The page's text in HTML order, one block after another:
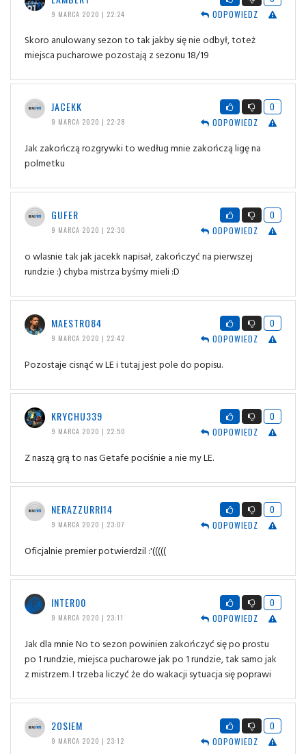
9 MARCA 2020 | 22:24
ODPOWIEDZ
Skoro anulowany sezon to tak jakby się nie odbył, toteż
miejsca pucharowe pozostają z sezonu 18/19
JACEKK
9 MARCA 2020 | 22:28
0
ODPOWIEDZ
Jak zakończą rozgrywki to według mnie zakończą ligę na
polmetku
GUFER
9 MARCA 2020 | 22:30
0
ODPOWIEDZ
o wlasnie tak jak jacekk napisał, zakończyć na pierwszej
rundzie :) chyba mistrza byśmy mieli :D
MAESTRO84
9 MARCA 2020 | 22:42
0
ODPOWIEDZ
Pozostaje cisnąć w LE i tutaj jest pole do popisu.
KRYCHU339
9 MARCA 2020 | 22:50
0
ODPOWIEDZ
Z naszą grą to nas Getafe pociśnie a nie my LE.
NERAZZURRI14
9 MARCA 2020 | 23:07
0
ODPOWIEDZ
Oficjalnie premier potwierdzil :'(((((
INTER00
9 MARCA 2020 | 23:11
0
ODPOWIEDZ
Jak dla mnie No to sezon powinien zakończyć się po prostu
po 1 rundzie, miejsca pucharowe jak po 1 rundzie, tak samo jak
z mistrzem. I trzeba liczyć że do wakacji sytuacja się poprawi
2OSIEM
9 MARCA 2020 | 23:12
0
ODPOWIEDZ